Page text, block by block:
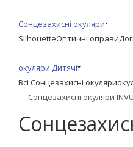
—
Сонцезахисні окуляри
SilhouetteОптичні оправи
—
окуляри Дитячі
Всі Сонцезахисні окуляри
—Сонцезахисні окуляри